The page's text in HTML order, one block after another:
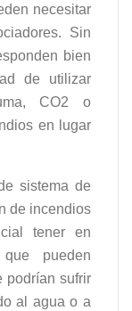
necesitar
Sin
bien
de utilizar
CO2 o
en lugar
sistema de
de incendios
tener en
pueden
podrían sufrir
al agua o a